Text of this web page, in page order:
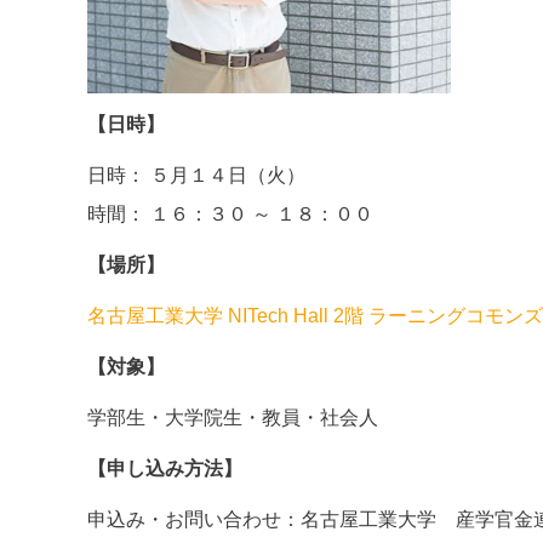
【日時】
日時： ５月１４日（火）
時間： １６：３０ ～ １８：００
【場所】
名古屋工業大学 NITech Hall 2階 ラーニングコモンズ
【対象】
学部生・大学院生・教員・社会人
【申し込み方法】
申込み・お問い合わせ：名古屋工業大学 産学官金